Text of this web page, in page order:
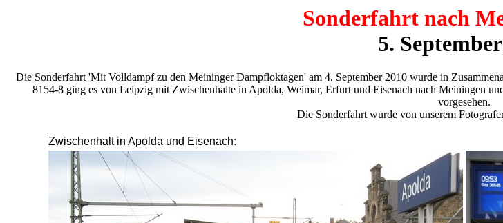
Sonderfahrt nach
5.
Die Sonderfahrt 'Mit Volldampf zu den Meininger Dampfloktagen' am 4. September 2010 wurde in
8154-8 ging es von Leipzig mit Zwischenhalte in Apolda, Weimar, Erfurt und Eisenach nach Meiningen
vorgesehen.
Die Sonderfahrt wurde von unserem
Zwischenhalt in Apolda und Eisenach: